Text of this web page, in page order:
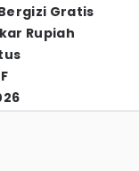
Gratis
Rupiah